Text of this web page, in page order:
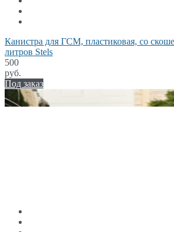
Канистра для ГСМ, пластиковая, со
литров Stels
500
руб.
Под заказ